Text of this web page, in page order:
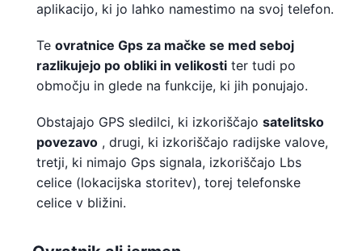
aplikacijo, ki jo lahko namestimo na svoj telefon.
Te ovratnice Gps za mačke se med seboj
razlikujejo po obliki in velikosti ter tudi po
območju in glede na funkcije, ki jih ponujajo.
Obstajajo GPS sledilci, ki izkoriščajo satelitsko
povezavo , drugi, ki izkoriščajo radijske valove,
tretji, ki nimajo Gps signala, izkoriščajo Lbs
celice (lokacijska storitev), torej telefonske
celice v bližini.